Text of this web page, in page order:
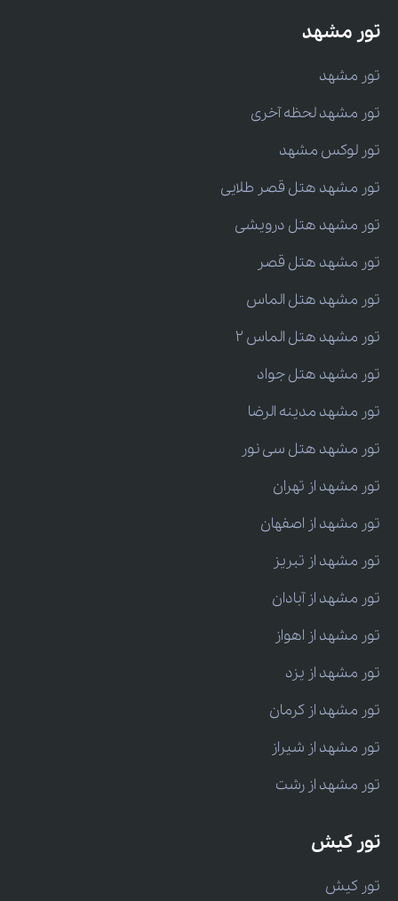
تور مشهد
تور مشهد
تور مشهد لحظه آخری
تور لوکس مشهد
تور مشهد هتل قصر طلایی
تور مشهد هتل درویشی
تور مشهد هتل قصر
تور مشهد هتل الماس
تور مشهد هتل الماس 2
تور مشهد هتل جواد
تور مشهد مدینه الرضا
تور مشهد هتل سی نور
تور مشهد از تهران
تور مشهد از اصفهان
تور مشهد از تبریز
تور مشهد از آبادان
تور مشهد از اهواز
تور مشهد از یزد
تور مشهد از کرمان
تور مشهد از شیراز
تور مشهد از رشت
تور کیش
تور کیش